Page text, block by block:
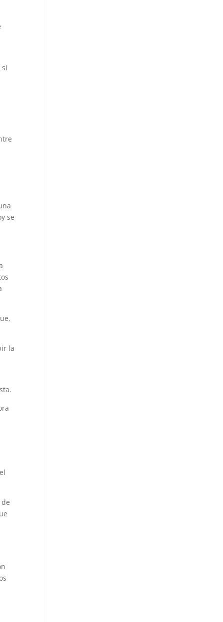
si
se
la